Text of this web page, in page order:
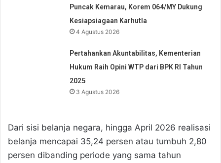
Puncak Kemarau, Korem 064/MY Dukung
Kesiapsiagaan Karhutla
4 Agustus 2026
Pertahankan Akuntabilitas, Kementerian
Hukum Raih Opini WTP dari BPK RI Tahun
2025
3 Agustus 2026
Dari sisi belanja negara, hingga April 2026 realisasi
belanja mencapai 35,24 persen atau tumbuh 2,80
persen dibanding periode yang sama tahun